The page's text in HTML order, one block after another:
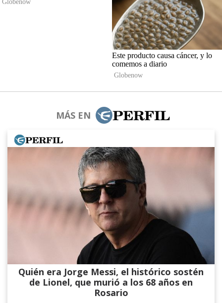
MÁS EN
Quién era Jorge Messi, el histórico sostén
de Lionel, que murió a los 68 años en
Rosario